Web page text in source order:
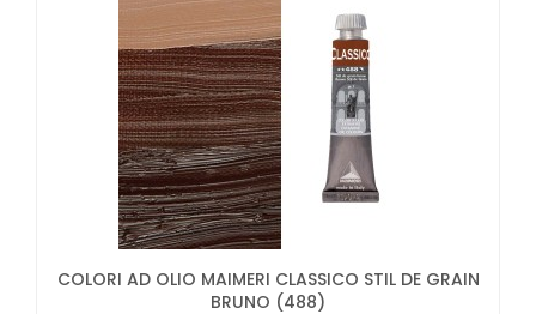
COLORI AD OLIO MAIMERI CLASSICO STIL DE GRAIN
BRUNO (488)